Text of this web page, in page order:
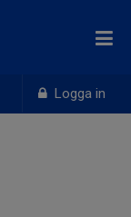
Logga in